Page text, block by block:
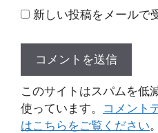
新しい投稿をメールで
このサイトはスパムを低
使っています。 コメント
はこちらをご覧ください。